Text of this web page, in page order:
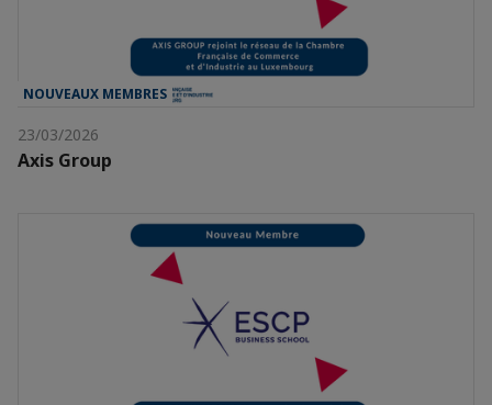
NOUVEAUX MEMBRES
23/03/2026
Axis Group